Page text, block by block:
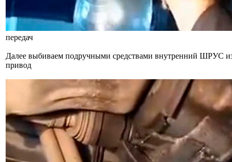
передач
Далее выбиваем подручными средствами внутренний ШРУС
привод